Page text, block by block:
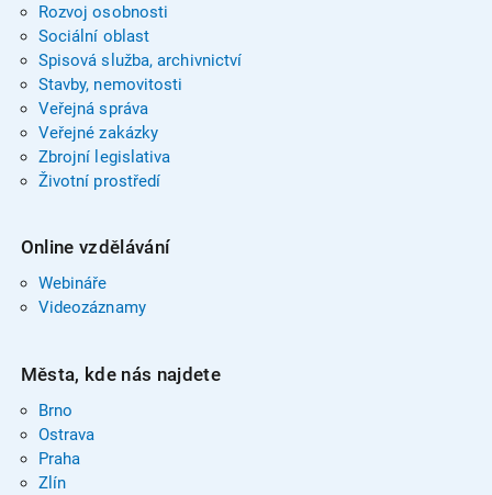
Rozvoj osobnosti
Sociální oblast
Spisová služba, archivnictví
Stavby, nemovitosti
Veřejná správa
Veřejné zakázky
Zbrojní legislativa
Životní prostředí
Online vzdělávání
Webináře
Videozáznamy
Města, kde nás najdete
Brno
Ostrava
Praha
Zlín